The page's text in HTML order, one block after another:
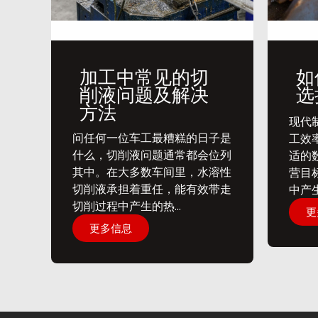
加工中常见的切
削液问题及解决
方法
问任何一位车工最糟糕的日子是
什么，切削液问题通常都会位列
其中。在大多数车间里，水溶性
切削液承担着重任，能有效带走
切削过程中产生的热...
更多信息
现代
工效
适的
营目
中产